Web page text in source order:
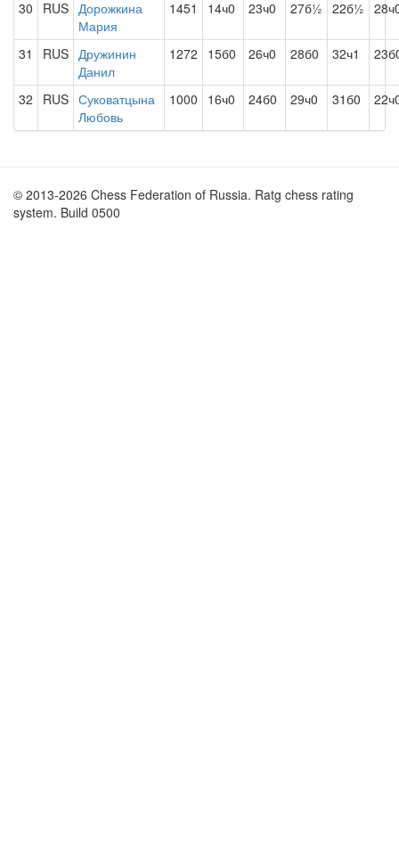
30 RUS Дорожкина
Мария
1451 14ч0 23ч0 27б½ 22б½
31 RUS Дружинин
Данил
1272 15б0 26ч0 28б0 32ч1
32 RUS Суковатцына
Любовь
1000 16ч0 24б0 29ч0 31б0
© 2013-2026 Chess Federation of Russia. Ratg chess rating
system. Build 0500